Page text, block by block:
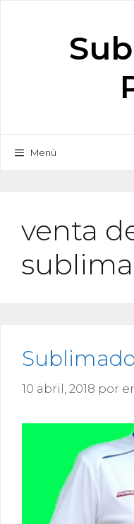
Menú
venta
10 abril, 2018 por